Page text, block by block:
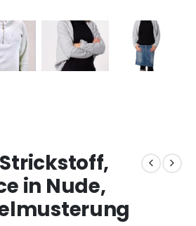
in Nude,